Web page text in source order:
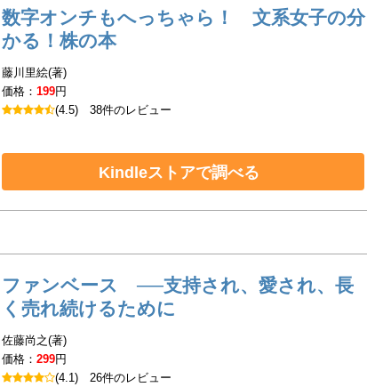
数字オンチもへっちゃら！ 文系女子の分
かる！株の本
藤川里絵(著)
価格：199円
(4.5)38件のレビュー
Kindleストアで調べる
ファンベース ──支持され、愛され、長
く売れ続けるために
佐藤尚之(著)
価格：299円
(4.1) 26件のレビュー